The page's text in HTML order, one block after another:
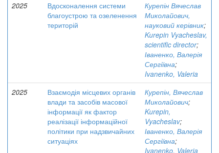
2025
Вдосконалення системи
благоустрою та озеленення
територій
Курепін Вячеслав
Миколайович,
науковий керівник;
Kurepin Vyacheslav,
scientific director;
Іваненко, Валерія
Сергіївна;
Ivanenko, Valeria
2025
Взаємодія місцевих органів
влади та засобів масової
інформації як фактор
реалізації інформаційної
політики при надзвичайних
ситуаціях
Курепін, Вячеслав
Миколайович;
Kurepin,
Vyacheslav;
Іваненко, Валерія
Сергіївна;
Ivanenko, Valeria